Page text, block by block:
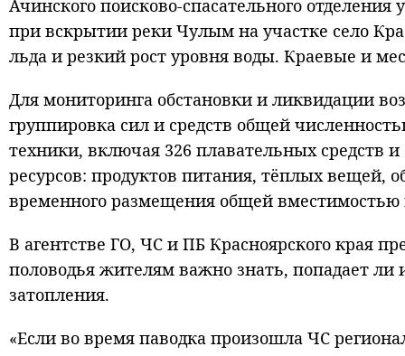
Ачинского поисково-спасательного
при вскрытии реки Чулым на участке село
льда и резкий рост уровня воды. Краевые и
Для мониторинга обстановки и ликвидации
группировка сил и средств общей
техники, включая 326 плавательных средств
ресурсов: продуктов питания, тёплых вещей,
временного размещения общей вместимостью
В агентстве ГО, ЧС и ПБ Красноярского края
половодья жителям важно знать, попадает ли
затопления.
«Если во время паводка произошла ЧС